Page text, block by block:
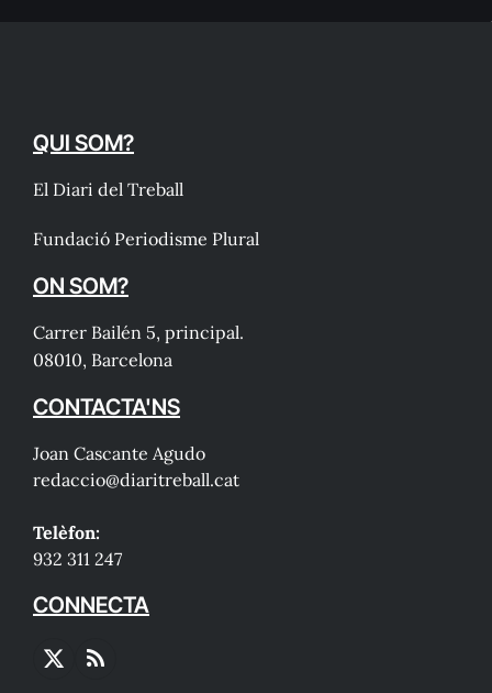
QUI SOM?
El Diari del Treball
Fundació Periodisme Plural
ON SOM?
Carrer Bailén 5, principal.
08010, Barcelona
CONTACTA'NS
Joan Cascante Agudo
redaccio@diaritreball.cat
Telèfon:
932 311 247
CONNECTA
X
RSS